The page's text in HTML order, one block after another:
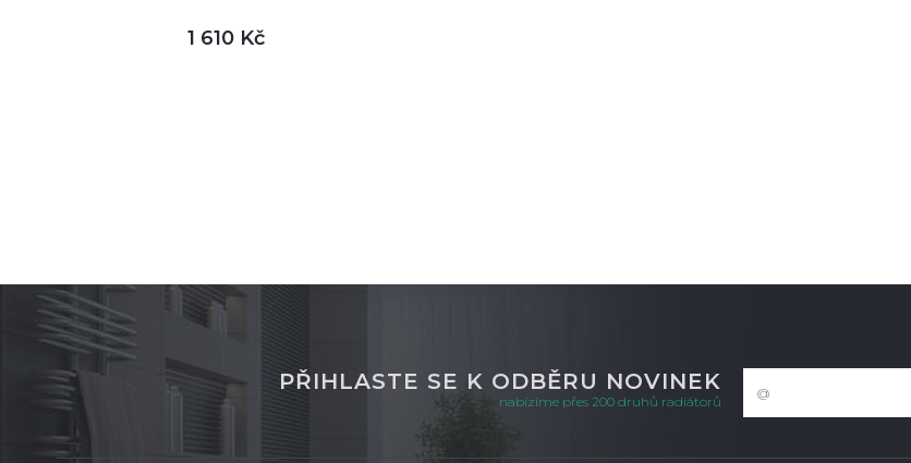
1 610 Kč
PŘIHLASTE SE K ODBĚRU NOVINEK
nabízíme přes 200 druhů radiátorů